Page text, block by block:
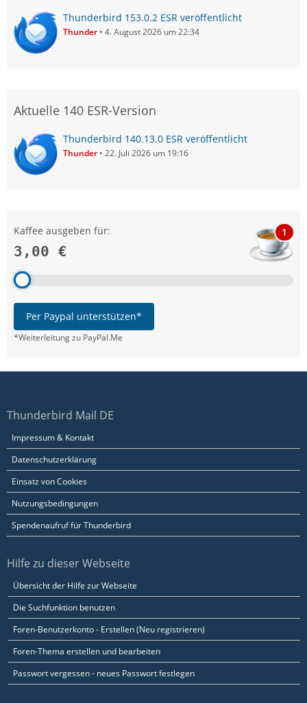
Thunderbird 153.0.2 ESR veröffentlicht
Thunder 4. August 2026 um 22:34
Aktuelle 140 ESR-Version
Thunderbird 140.13.0 ESR veröffentlicht
Thunder 22. Juli 2026 um 19:16
Kaffee ausgeben für:
3,00 €
1
Per Paypal unterstützen*
*Weiterleitung zu PayPal.Me
Thunderbird Mail DE
Impressum & Kontakt
Datenschutzerklärung
Einsatz von Cookies
Nutzungsbedingungen
Spendenaufruf für Thunderbird
Hilfe zu dieser Webseite
Übersicht der Hilfe zur Webseite
Die Suchfunktion benutzen
Foren-Benutzerkonto - Erstellen (Neu registrieren)
Foren-Thema erstellen und bearbeiten
Passwort vergessen - neues Passwort festlegen